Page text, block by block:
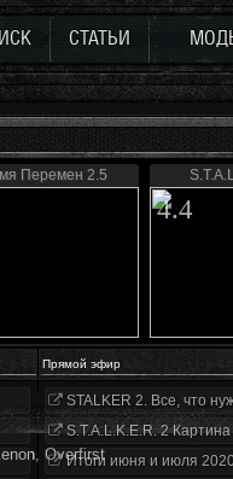
СТАТЬИ
Перемен 2.5
4.4
Прямой эфир
STALKER 2. Все, что
S.T.A.L.K.E.R. 2
Итоги июня и июля
, Overfirst